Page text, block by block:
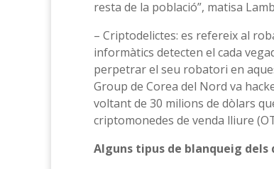
resta de la població”, matisa
– Criptodelictes: es refereix al
informàtics detecten el cada
perpetrar el seu robatori en
Group de Corea del Nord va
voltant de 30 milions de dòlars
criptomonedes de venda lliure
Alguns tipus de blanqueig